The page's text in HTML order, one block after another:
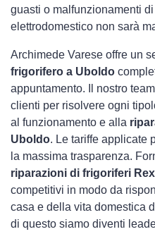
guasti o malfunzionamenti
elettrodomestico non sarà
Archimede Varese offre un
frigorifero a Uboldo
appuntamento. Il nostro
clienti per risolvere ogni
al funzionamento e alla
Uboldo. Le tariffe applicate
la massima trasparenza.
riparazioni di frigoriferi Rex
competitivi in modo da
casa e della vita domestica
di questo siamo diventi